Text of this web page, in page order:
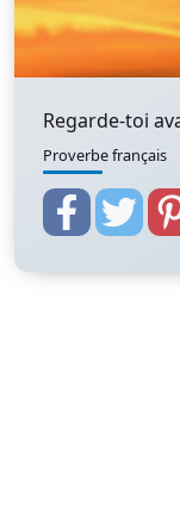
Regarde-toi
Proverbe français